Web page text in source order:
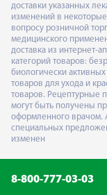
доставки указанных
изменений в
вопросу розничной
медицинского
доставка из интернет-
категорий товаров:
биологически
товаров для ухода и
товаров. Рецептурные
могут быть получены
оформленного врачом.
специальных
изменен
8-800-777-03-03